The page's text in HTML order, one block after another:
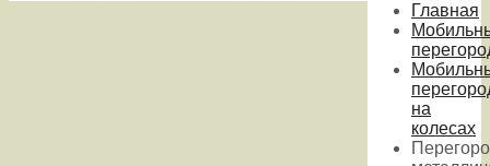
Главная
на
колесах